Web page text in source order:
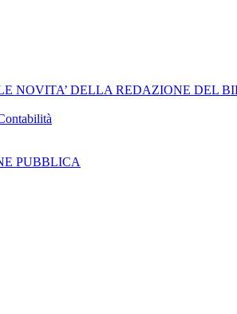
NOVITA’ DELLA REDAZIONE DEL
PUBBLICA